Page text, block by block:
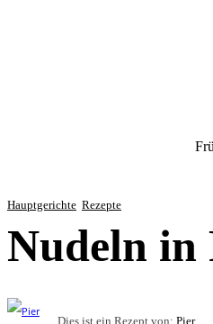
Hauptgerichte Rezepte
Nudeln in
Dies ist ein Rezept von: Pier